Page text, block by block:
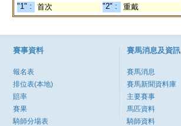
"1" :
首次 "2" : 重戴
賽事資料
報名表
排位表(本地)
賠率
賽果
騎師分場表
賽馬消息及資訊
賽馬消息
賽馬新聞資料庫
主要賽事
馬匹資料
騎師資料